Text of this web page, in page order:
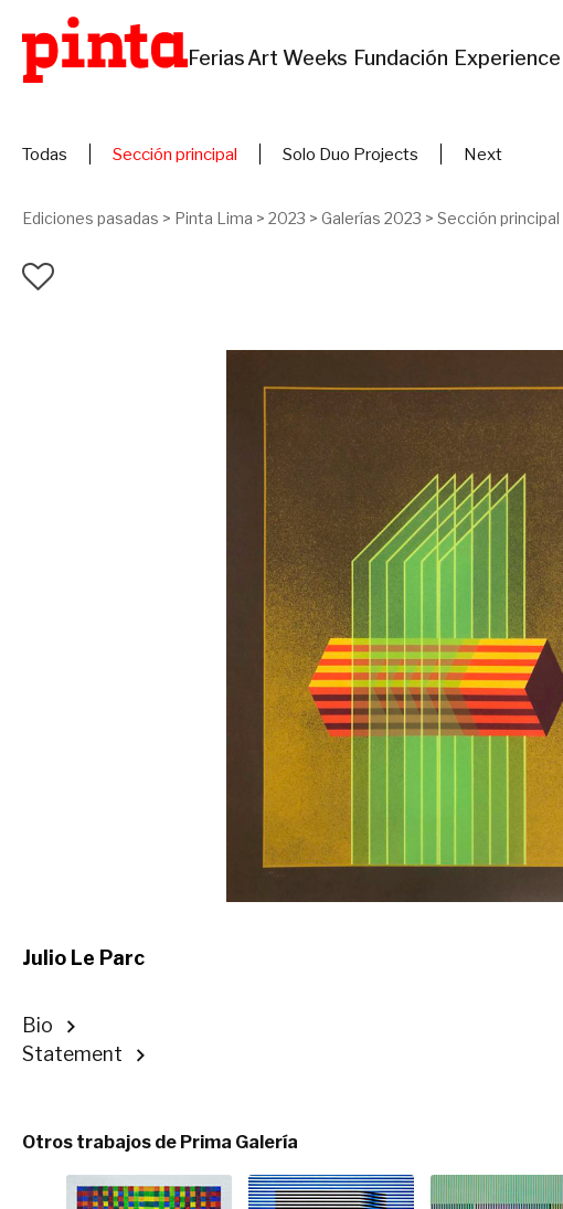
FeriasArt Weeks Fundación Experience
Todas Sección principal Solo Duo Projects Next
Ediciones pasadas > Pinta Lima > 2023 > Galerías 2023 > Sección principal
Julio Le Parc
Bio
Statement
Otros trabajos de Prima Galería